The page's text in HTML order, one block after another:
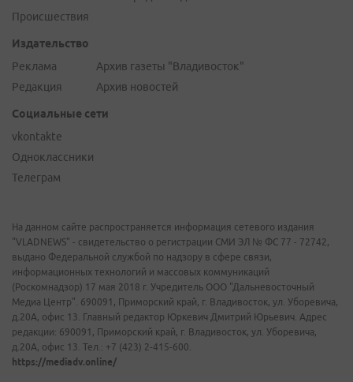
Происшествия
Издательство
Реклама
Редакция
Архив газеты "Владивосток"
Архив новостей
Социальные сети
vkontakte
Одноклассники
Телеграм
На данном сайте распространяется информация сетевого издания
"VLADNEWS" - свидетельство о регистрации СМИ ЭЛ № ФС 77 - 72742,
выдано Федеральной службой по надзору в сфере связи,
информационных технологий и массовых коммуникаций
(Роскомнадзор) 17 мая 2018 г. Учредитель ООО "Дальневосточный
Медиа Центр". 690091, Приморский край, г. Владивосток, ул. Уборевича,
д.20А, офис 13. Главный редактор Юркевич Дмитрий Юрьевич. Адрес
редакции: 690091, Приморский край, г. Владивосток, ул. Уборевича,
д.20А, офис 13. Тел.: +7 (423) 2-415-600.
https://mediadv.online/